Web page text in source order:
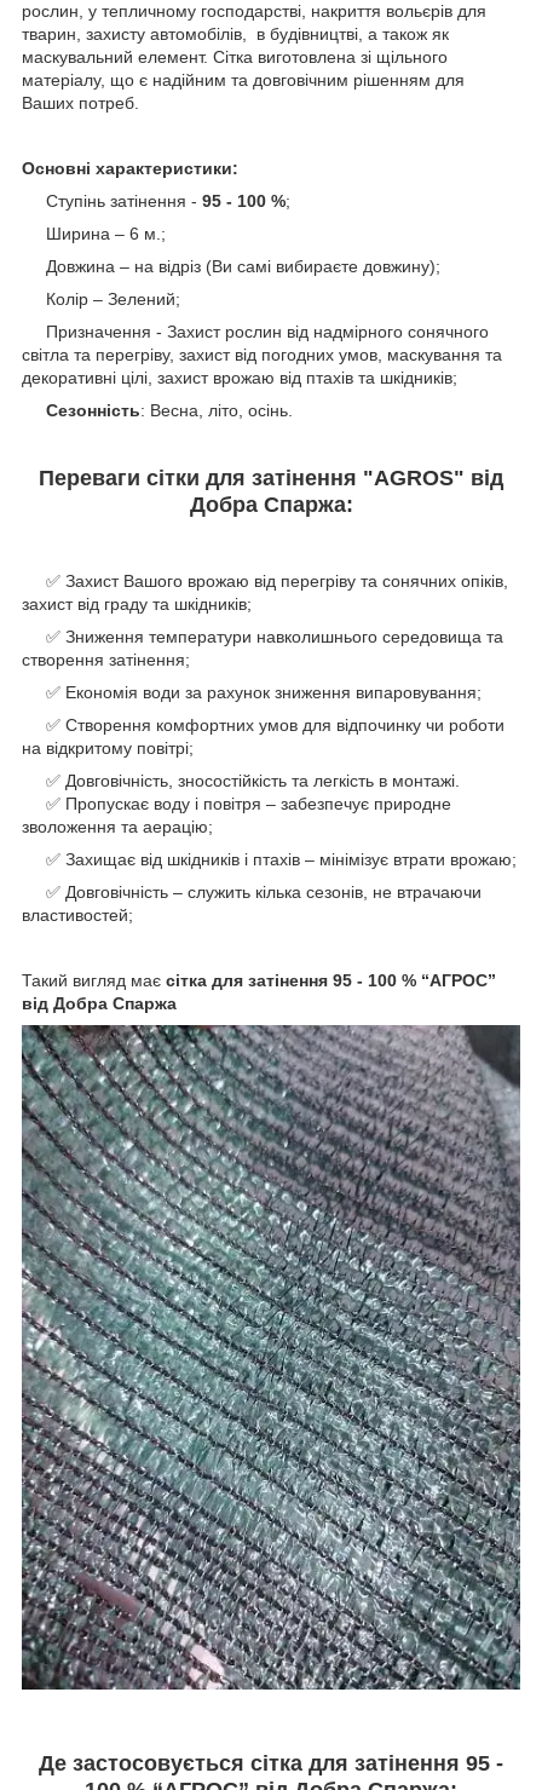
рослин, у тепличному господарстві, накриття вольєрів для
тварин, захисту автомобілів, в будівництві, а також як
маскувальний елемент. Сітка виготовлена зі щільного
матеріалу, що є надійним та довговічним рішенням для
Ваших потреб.
Основні характеристики:
Ступінь затінення - 95 - 100 %;
Ширина – 6 м.;
Довжина – на відріз (Ви самі вибираєте довжину);
Колір – Зелений;
Призначення - Захист рослин від надмірного сонячного
світла та перегріву, захист від погодних умов, маскування та
декоративні цілі, захист врожаю від птахів та шкідників;
Сезонність: Весна, літо, осінь.
Переваги сітки для затінення "AGROS" від
Добра Спаржа:
✅ Захист Вашого врожаю від перегріву та сонячних опіків,
захист від граду та шкідників;
✅ Зниження температури навколишнього середовища та
створення затінення;
✅ Економія води за рахунок зниження випаровування;
✅ Створення комфортних умов для відпочинку чи роботи
на відкритому повітрі;
✅ Довговічність, зносостійкість та легкість в монтажі.
✅ Пропускає воду і повітря – забезпечує природне
зволоження та аерацію;
✅ Захищає від шкідників і птахів – мінімізує втрати врожаю;
✅ Довговічність – служить кілька сезонів, не втрачаючи
властивостей;
Такий вигляд має сітка для затінення 95 - 100 % “AГРОС”
від Добра Спаржа
Де застосовується сітка для затінення 95 -